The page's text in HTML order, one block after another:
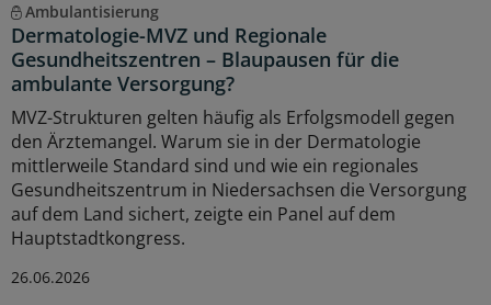
Ambulantisierung
Dermatologie-MVZ und Regionale
Gesundheitszentren – Blaupausen für die
ambulante Versorgung?
MVZ-Strukturen gelten häufig als Erfolgsmodell gegen
den Ärztemangel. Warum sie in der Dermatologie
mittlerweile Standard sind und wie ein regionales
Gesundheitszentrum in Niedersachsen die Versorgung
auf dem Land sichert, zeigte ein Panel auf dem
Hauptstadtkongress.
26.06.2026